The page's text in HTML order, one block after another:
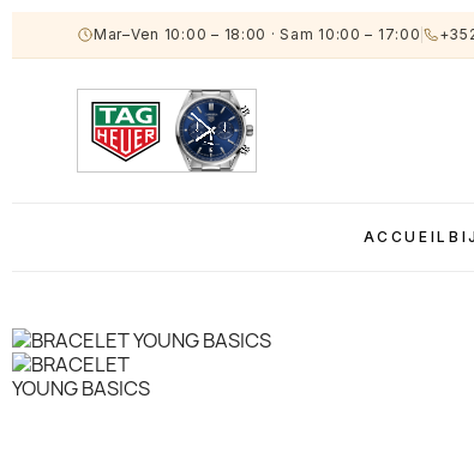
Mar–Ven 10:00 – 18:00 · Sam 10:00 – 17:00
ACCUEIL